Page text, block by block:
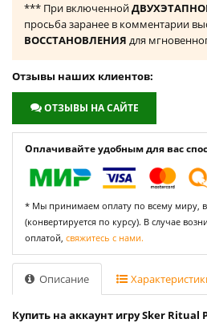
*** При включенной
просьба заранее в комментарии
ВОССТАНОВЛЕНИЯ для
Отзывы наших клиентов:
ОТЗЫВЫ НА САЙТЕ
Оплачивайте удобным для вас
* Мы принимаем оплату по всему миру,
(конвертируется по курсу). В случае
оплатой, свяжитесь с нами.
Описание
Купить на аккаунт игру Sker Ritual